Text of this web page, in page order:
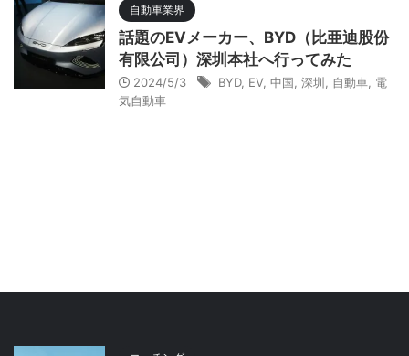
自動車業界
話題のEVメーカー、BYD（比亜迪股份
有限公司）深圳本社へ行ってみた
2024/5/3 BYD, EV, 中国 深圳 自動車 電
気自動車